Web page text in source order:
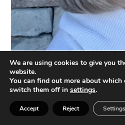
8 – Bob en capas
fino
We are using cookies to give you
website.
You can find out more about which
switch them off in settings.
Accept Reject Settings